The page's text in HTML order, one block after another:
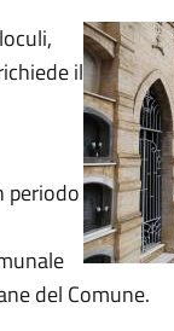
il
periodo
del Comune.